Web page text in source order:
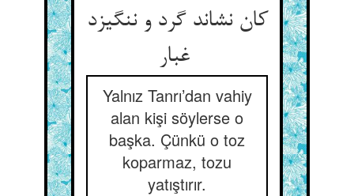
کان نشاند گرد و ننگیزد
غبار
Yalnız Tanrı’dan vahiy
alan kişi söylerse o
başka. Çünkü o toz
koparmaz, tozu
yatıştırır.